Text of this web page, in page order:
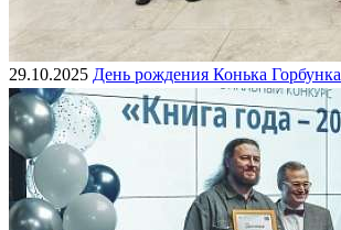
29.10.2025 День рождения Конька Горбунка